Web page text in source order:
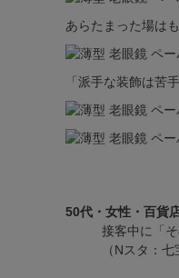
あらたまった場は
「派手な装飾は苦
50代・女性・百貨
接客中に「
（Nスタ：